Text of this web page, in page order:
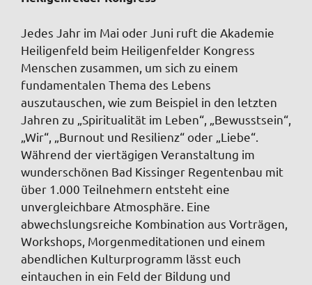
Jedes Jahr im Mai oder Juni ruft die Akademie
Heiligenfeld beim Heiligenfelder Kongress
Menschen zusammen, um sich zu einem
fundamentalen Thema des Lebens
auszutauschen, wie zum Beispiel in den letzten
Jahren zu „Spiritualität im Leben“, „Bewusstsein“,
„Wir“, „Burnout und Resilienz“ oder „Liebe“.
Während der viertägigen Veranstaltung im
wunderschönen Bad Kissinger Regentenbau mit
über 1.000 Teilnehmern entsteht eine
unvergleichbare Atmosphäre. Eine
abwechslungsreiche Kombination aus Vorträgen,
Workshops, Morgenmeditationen und einem
abendlichen Kulturprogramm lässt euch
eintauchen in ein Feld der Bildung und